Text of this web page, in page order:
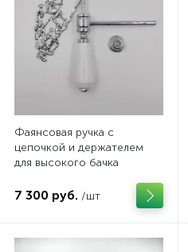
Фаянсовая ручка с
цепочкой и держателем
для высокого бачка
7 300 руб. /шт